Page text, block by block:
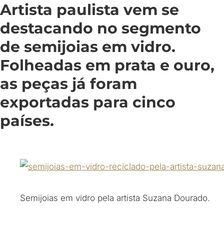
Artista paulista vem se
destacando no segmento
de semijoias em vidro.
Folheadas em prata e ouro,
as peças já foram
exportadas para cinco
países.
Semijoias em vidro pela artista Suzana Dourado.